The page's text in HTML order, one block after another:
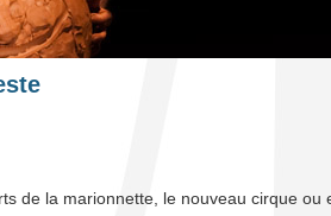
de la marionnette, le nouveau cirque ou